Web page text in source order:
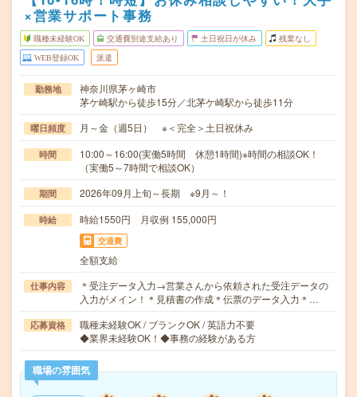
×営業サポート事務
職種未経験OK 交通費別途支給あり 土日祝日が休み 残業なし
WEB登録OK 派遣
勤務地
神奈川県茅ヶ崎市
茅ケ崎駅から徒歩15分／北茅ケ崎駅から徒歩11分
曜日頻度 月～金（週5日） ※＜完全＞土日祝休み
時間
10:00～16:00(実働5時間 休憩1時間)※時間の相談OK！
（実働5～7時間で相談OK）
期間 2026年09月上旬～長期 ※9月～！
時給 時給1550円 月収例 155,000円
交通費
全額支給
仕事内容
＊受注データ入力→営業さんから依頼された受注データの
入力がメイン！＊見積書の作成＊伝票のデータ入力＊…
応募資格
職種未経験OK / ブランクOK / 英語力不要
◆業界未経験OK！◆事務の経験がある方
職場の雰囲気